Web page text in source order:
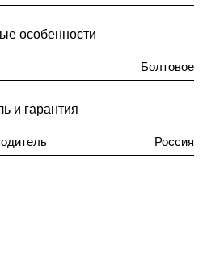
особенности
Болтовое
и гарантия
Россия